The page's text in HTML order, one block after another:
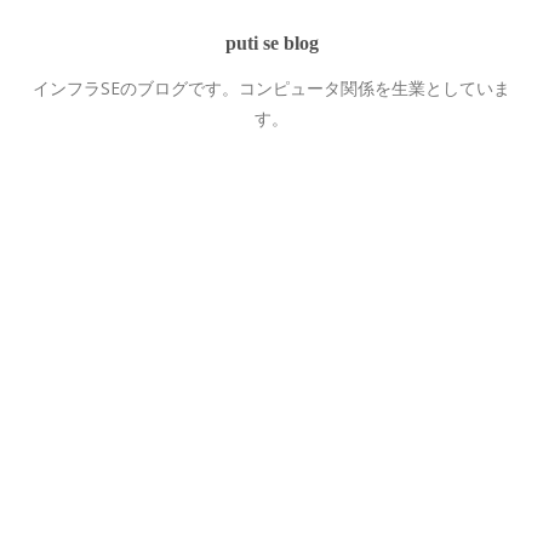
puti se blog
インフラSEのブログです。コンピュータ関係を生業としていま
す。